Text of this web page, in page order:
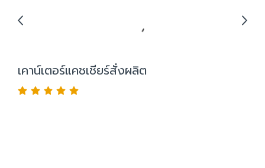
เคาน์เตอร์แคชเชียร์สั่งผลิต